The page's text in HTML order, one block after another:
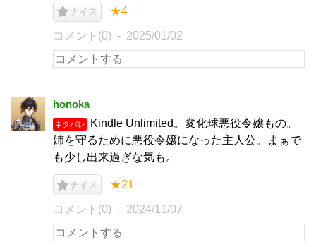
ナイス ★4
コメント(0) 2025/01/02
honoka
ネタバレ
Kindle Unlimited。変化球悪役令嬢もの。
姉を守るために悪役令嬢になった主人公。まぁで
も少し出来過ぎな気も。
ナイス ★21
コメント(0) 2024/11/07